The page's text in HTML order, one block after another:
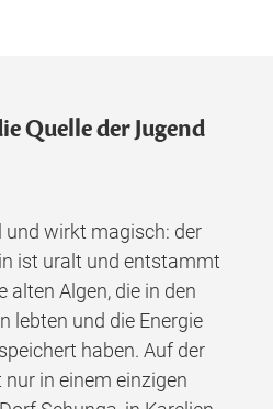
Quelle der Jugend
und wirkt magisch: der
ist uralt und entstammt
alten Algen, die in den
lebten und die Energie
haben. Auf der
in einem einzigen